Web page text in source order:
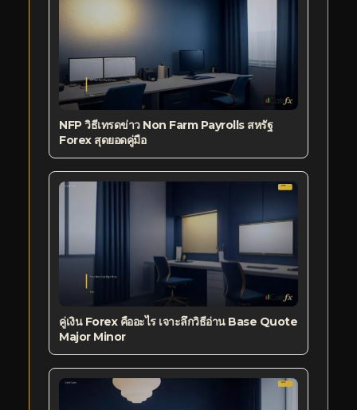
NFP วิธีเทรดข่าว Non Farm Payrolls สหรัฐ
Forex สุดยอดคู่มือ
คู่เงิน Forex คืออะไร เจาะลึกวิธีอ่าน Base Quote
Major Minor